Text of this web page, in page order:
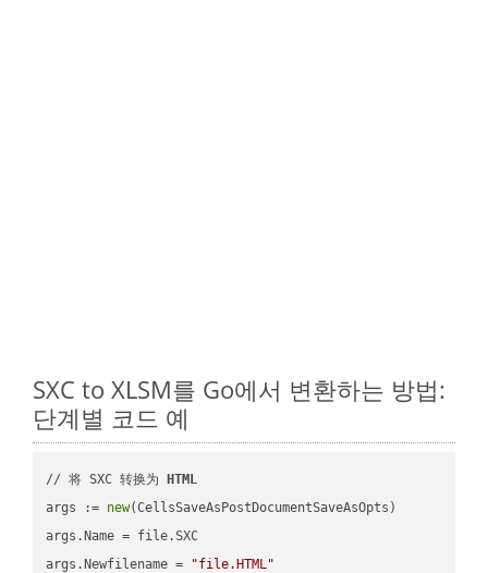
SXC to XLSM를 Go에서 변환하는 방법:
단계별 코드 예
// 将 SXC 转换为
HTML
args := new(CellsSaveAsPostDocumentSaveAsOpts)
args.Name = file.SXC
args.Newfilename =
"file.HTML"